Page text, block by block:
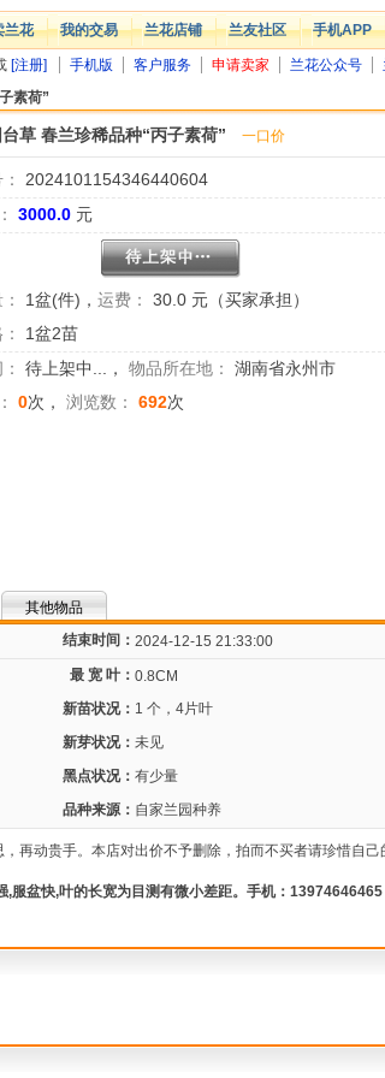
兰花 我的交易 兰花店铺 兰友社区 手机APP
[注册] 手机版 客户服务 申请卖家 兰花公众号
素荷”
台草 春兰珍稀品种“丙子素荷” 一口价
2024101154346440604
3000.0 元
1盆(件) ， 运费：
30.0 元（买家承担）
1盆2苗
待上架中... ， 物品所在地：
湖南省永州市
0次， 浏览数： 692次
其他物品
结束时间： 2024-12-15 21:33:00
最 宽 叶： 0.8CM
新苗状况： 1 个，4片叶
新芽状况： 未见
黑点状况： 有少量
品种来源： 自家兰园种养
再动贵手。本店对出价不予删除，拍而不买者请珍惜自
,服盆快,叶的长宽为目测有微小差距。手机：